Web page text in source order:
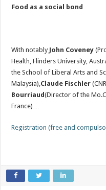
Food as a social bond
With notably John Coveney
Health, Flinders University,
the School of Liberal Arts and
Malaysia),Claude Fischler
Bourriaud(Director of the
France)…
Registration (free and